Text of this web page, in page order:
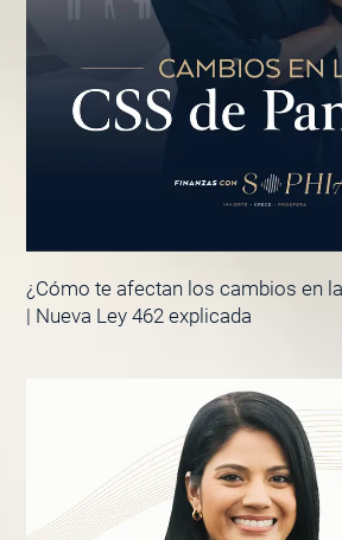
¿Cómo te afectan los cambios en
| Nueva Ley 462 explicada